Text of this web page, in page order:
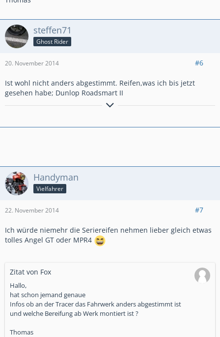
steffen71
Ghost Rider
20. November 2014 #6
Ist wohl nicht anders abgestimmt. Reifen,was ich bis jetzt
gesehen habe; Dunlop Roadsmart II
immer oben bleiben!
Handyman
Vielfahrer
22. November 2014 #7
Ich würde niemehr die Seriereifen nehmen lieber gleich etwas
tolles Angel GT oder MPR4
Zitat von Fox
Hallo,
hat schon jemand genaue
Infos ob an der Tracer das Fahrwerk anders abgestimmt ist
und welche Bereifung ab Werk montiert ist ?
Thomas